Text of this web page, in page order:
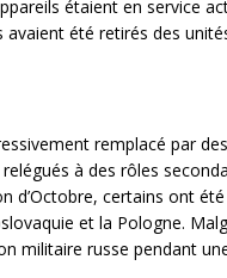
étaient en service
avaient été retirés des
remplacé par
à des rôles
d’Octobre, certains ont
et la Pologne.
militaire russe pendant